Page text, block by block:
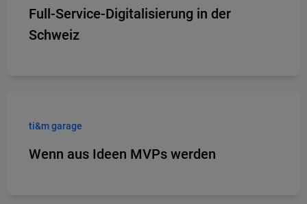
Full-Service-Digitalisierung in der
Schweiz
ti&m garage
Wenn aus Ideen MVPs werden